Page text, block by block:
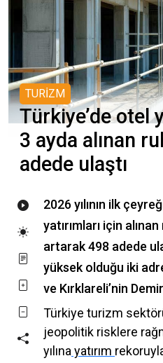
TURİZM
Türkiye’de otel
3 ayda alınan
adede ulaştı
2026 yılının ilk
yatırımları için
artarak 498 adede
yüksek olduğu iki
ve Kırklareli’nin
Türkiye turizm
jeopolitik risklere
yılınayatırım